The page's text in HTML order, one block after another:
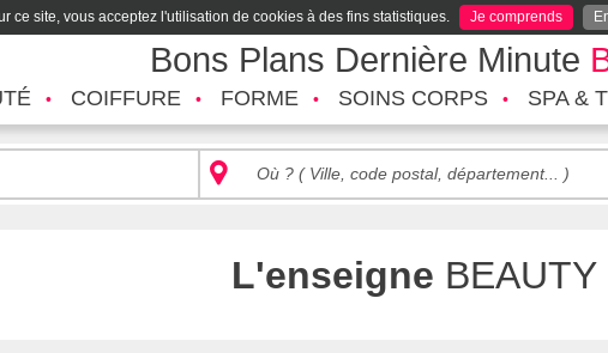
ce site, vous acceptez l'utilisation de cookies à des fins statistiques. Je comprends
Bons Plans Dernière Minute
COIFFURE FORME SOINS CORPS SPA &
L'enseigne BEAUTY